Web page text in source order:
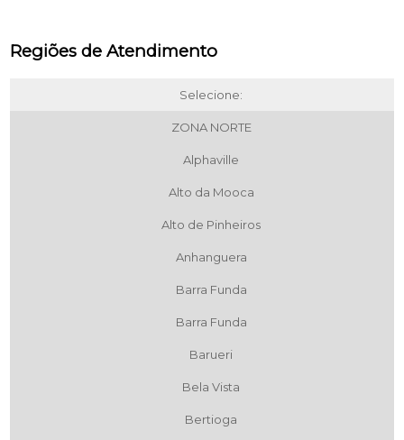
Regiões de Atendimento
Selecione:
ZONA NORTE
Alphaville
Alto da Mooca
Alto de Pinheiros
Anhanguera
Barra Funda
Barra Funda
Barueri
Bela Vista
Bertioga